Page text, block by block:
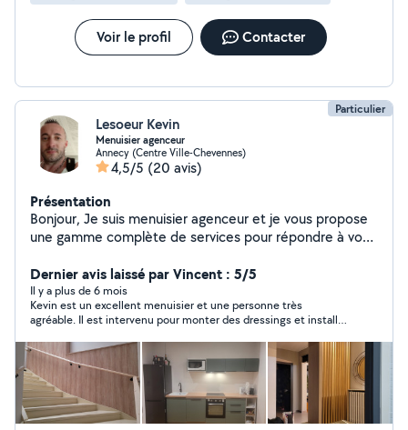
Voir le profil Contacter
Particulier
Lesoeur Kevin
Menuisier agenceur
Annecy (Centre Ville-Chevennes)
4,5/5 (20 avis)
Présentation
Bonjour, Je suis menuisier agenceur et je vous propose
une gamme complète de services pour répondre à vos
soucis du détail et un travail soigné,je m'engage à fournir
des résultats de haute qualité. *pose ou modernisation
de cuisine *pose de terrasse *pose de parquets et sols
stratifiés *aménagements intérieur de placards *pose
de portes coulissantes *montage de meubles *pose de
tout types de menuiserie intérieur
Dernier avis laissé par Vincent : 5/5
Il y a plus de 6 mois
Kevin est un excellent menuisier et une personne très
agréable. Il est intervenu pour monter des dressings et installer
précis et professionnel. En plus, il est très respectueux : il se
déchausse en arrivant, protège les lieux, range tout avant de
partir et prend même le temps de nettoyer. Il est aussi de très
bon conseil et propose des solutions astucieuses. Ponctuel,
méticuleux et en plus très gentil, je le recommande sans
hésitation.